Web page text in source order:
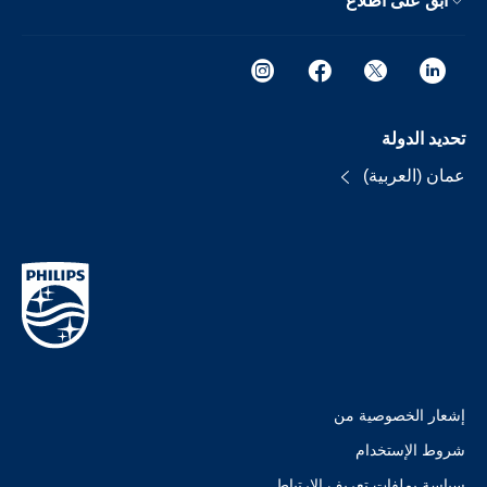
تحديد الدولة
عمان (العربية)
إشعار الخصوصية من
شروط الإستخدام